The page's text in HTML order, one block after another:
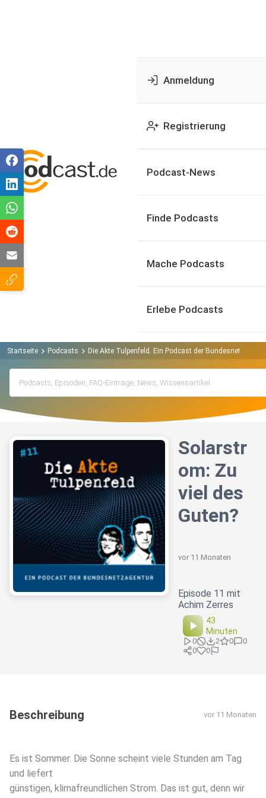
Anmeldung
Registrierung
Podcast-News
Finde Podcasts
Mache Podcasts
Erlebe Podcasts
Startseite Podcasts Die Akte Tulpenfeld. Ein Podcast der
Solarstr
om: Zu
viel des
Guten?
vor 11 Monaten
Episode 11 mit
Achim Zerres
43
Minuten
0 2 0
0
0
0
Beschreibung vor 11 Monaten
Es ist Sommer. Die Sonne scheint viele Stunden am Tag
und liefert
günstigen, klimafreundlichen Strom. Das ist gut, denn wir